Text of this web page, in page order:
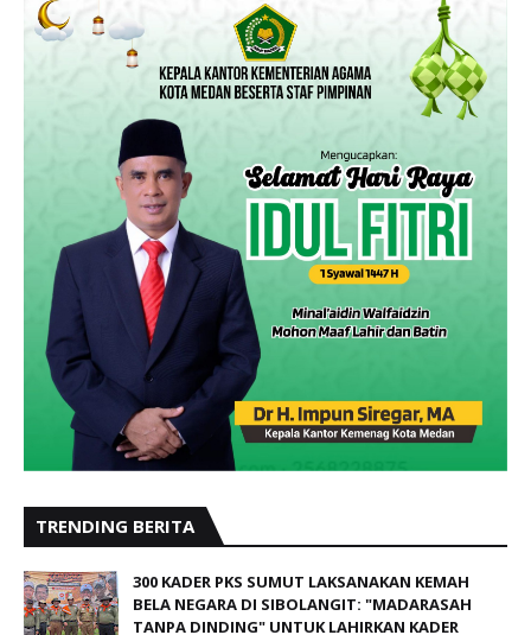
TRENDING BERITA
300 KADER PKS SUMUT LAKSANAKAN KEMAH
BELA NEGARA DI SIBOLANGIT: "MADARASAH
TANPA DINDING" UNTUK LAHIRKAN KADER
TANGGUH
Agustus 03, 2026
Gebyar HUT Kemerdekaan RI Ke 81 Kementerian
Agama Medan Di Meriahkan Berbagai
Perlombaan
Agustus 06, 2026
BM-3 Kota Medan Minta Wali Kota Copot Lurah
Paya Pasir
Juli 30, 2026
Anggota DPRD Sumut Ingatkan Siswa MAPN 4
Medan, Tentang Bahaya Narkoba
Terpilih Aklamasi, Asrul Daulay Pimpin IKAPI
Daerah Sumatera Utara Periode 2026 - 2031
Juli 30, 2026